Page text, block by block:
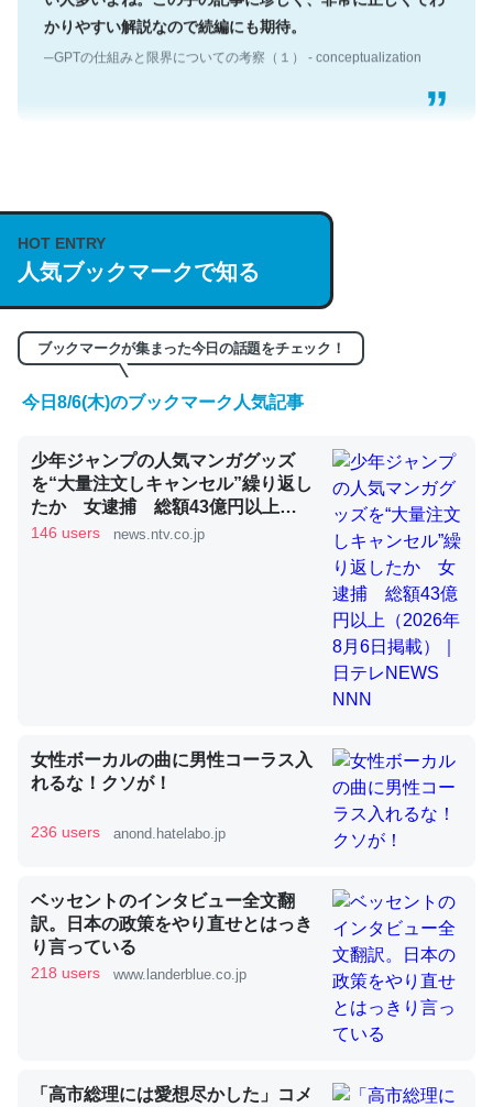
かりやすい解説なので続編にも期待。
─GPTの仕組みと限界についての考察（１） - conceptualization
説してる記事が少ないので貴重な良記事。/続編来た
https://isobe324649.hatenablog.com/entry/2023/03/27
/064121
─GPTの仕組みと限界についての考察（１） - conceptualization
くらい。小説でいう「ずっと前の伏線」は回収されないけ
ど、短期記憶というには多い分量。進化すればするほど分
かりやすく強くなりそう
─GPTの仕組みと限界についての考察（１） - conceptualization
昆虫ってカルシウム少ないのか。知らんかった。調べたら
─ニュース :: 【研究発表】昆虫学の大問題＝「昆虫はなぜ海にいな
いのか」に関する新仮説
論文では「淡水はカルシウムも酸素も不足してて両方に不
利だから両方が拮抗してるのでは」とあって面白い。海に
いる鋏角類（カブトガニ・ウミグモ）はカルシウムを使わ
ずキチンを強化してる筈だが、酵素が違うのか？
─ニュース :: 【研究発表】昆虫学の大問題＝「昆虫はなぜ海にいな
HOT ENTRY
人気ブックマークで知る
ブックマークが集まった今日の話題をチェック！
今日8/6(木)のブックマーク人気記事
少年ジャンプの人気マンガグッズ
を“大量注文しキャンセル”繰り返し
たか 女逮捕 総額43億円以上
（2026年8月6日掲載）｜日テレ
146 users news.ntv.co.jp
女性ボーカルの曲に男性コーラス入
れるな！クソが！
236 users anond.hatelabo.jp
ベッセントのインタビュー全文翻
訳。日本の政策をやり直せとはっき
り言っている
218 users www.landerblue.co.jp
「高市総理には愛想尽かした」コメ